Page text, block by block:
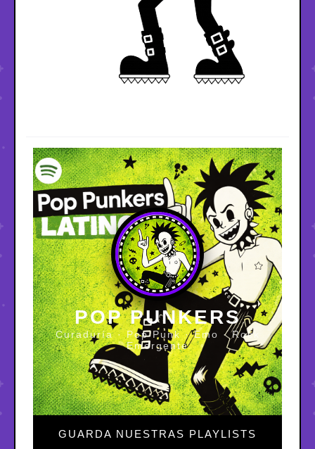
POP PUNKERS
Curaduría · Pop Punk · Emo · Rock
Emergente
GUARDA NUESTRAS PLAYLISTS